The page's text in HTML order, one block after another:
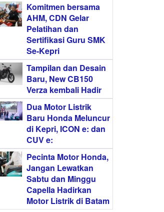
Komitmen bersama
AHM, CDN Gelar
Pelatihan dan
Sertifikasi Guru SMK
Se-Kepri
Tampilan dan Desain
Baru, New CB150
Verza kembali Hadir
Dua Motor Listrik
Baru Honda Meluncur
di Kepri, ICON e: dan
CUV e:
Pecinta Motor Honda,
Jangan Lewatkan
Sabtu dan Minggu
Capella Hadirkan
Motor Listrik di Batam